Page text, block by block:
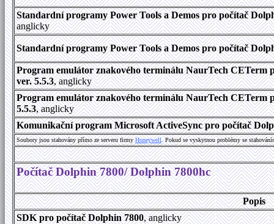
Standardní programy Power Tools a Demos pro počítač
anglicky
Standardní programy Power Tools a Demos pro počítač
Program emulátor znakového terminálu NaurTech CETerm
ver. 5.5.3, anglicky
Program emulátor znakového terminálu NaurTech CETerm
5.5.3, anglicky
Komunikační program Microsoft ActiveSync pro počítač
Soubory jsou stahovány přímo ze serveru firmyHoneywell. Pokud se vyskytnou problémy se
Počítač Dolphin 7800/ Dolphin 7800hc
Popis
SDK pro počítač Dolphin 7800, anglicky